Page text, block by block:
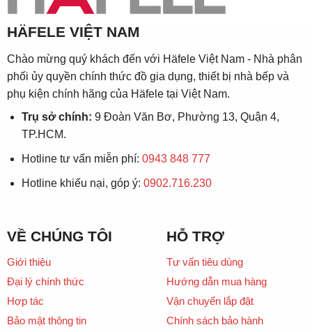
HÄFELE VIỆT NAM
Chào mừng quý khách đến với Häfele Việt Nam - Nhà phân
phối ủy quyền chính thức đồ gia dụng, thiết bị nhà bếp và
phụ kiện chính hãng của Häfele tại Việt Nam.
Trụ sở chính: 9 Đoàn Văn Bơ, Phường 13, Quận 4,
TP.HCM.
Hotline tư vấn miễn phí: 0943 848 777
Hotline khiếu nại, góp ý: 0902.716.230
VỀ CHÚNG TÔI
Giới thiệu
Đại lý chính thức
Hợp tác
Bảo mật thông tin
HỖ TRỢ
Tư vấn tiêu dùng
Hướng dẫn mua hàng
Vận chuyển lắp đặt
Chính sách bảo hành